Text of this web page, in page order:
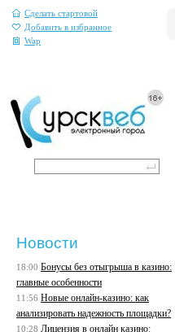
Сделать стартовой
Добавить в избранное
Wap
Новости
18:00 Бонусы без отыгрыша в казино:
главные особенности
11:56 Новые онлайн-казино: как
анализировать надежность площадки?
10:28 Лицензия в онлайн казино: